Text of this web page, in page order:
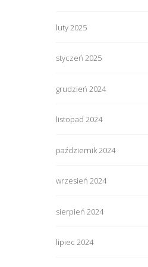
luty 2025
styczeń 2025
grudzień 2024
listopad 2024
październik 2024
wrzesień 2024
sierpień 2024
lipiec 2024